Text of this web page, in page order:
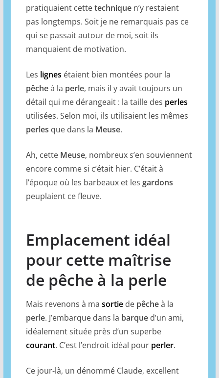
pratiquaient cettetechniquen’y restaient
pas longtemps. Soit je ne remarquais pas ce
qui se passait autour de moi, soit ils
manquaient de motivation.
Les lignes étaient bien montées pour la
pêcheà la perle, mais il y avait toujours un
détail qui me dérangeait : la taille des perles
utilisées. Selon moi, ils utilisaient les mêmes
perles que dans la Meuse.
Ah, cette Meuse, nombreux s’en souviennent
encore comme si c’était hier. C’était à
l’époque où les barbeaux et les gardons
peuplaient ce fleuve.
Emplacement idéal
pour cette maîtrise
de pêche à la perle
Mais revenons à ma sortiede pêcheà la
perle. J’embarque dans la barqued’un ami,
idéalement située près d’un superbe
courant. C’est l’endroit idéal pour perler.
Ce jour-là, un dénommé Claude, excellent